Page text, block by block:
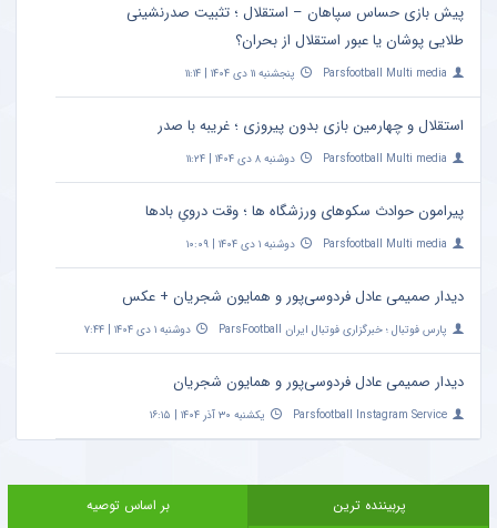
پیش بازی حساس سپاهان – استقلال ؛ تثبیت صدرنشینی
طلایی پوشان یا عبور استقلال از بحران؟
Parsfootball Multi media پنجشنبه ۱۱ دی ۱۴۰۴ | ۱۱:۱۴
استقلال و چهارمین بازی بدون پیروزی ؛ غریبه با صدر
Parsfootball Multi media دوشنبه ۸ دی ۱۴۰۴ | ۱۱:۲۴
پیرامون حوادث سکوهای ورزشگاه ها ؛ وقت درویِ بادها
Parsfootball Multi media دوشنبه ۱ دی ۱۴۰۴ | ۱۰:۰۹
دیدار صمیمی عادل فردوسی‌پور و همایون شجریان + عکس
پارس فوتبال ؛ خبرگزاری فوتبال ایران ParsFootball دوشنبه ۱ دی ۱۴۰۴ | ۷:۴۴
دیدار صمیمی عادل فردوسی‌پور و همایون شجریان
Parsfootball Instagram Service یکشنبه ۳۰ آذر ۱۴۰۴ | ۱۶:۱۵
پربیننده ترین
بر اساس توصیه